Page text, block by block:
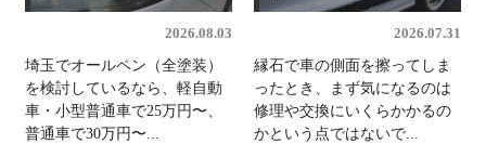
2026.08.03
埼玉でオールペン（全塗装）
を検討しているなら、軽自動
車・小型普通車で25万円〜、
普通車で30万円〜...
2026.07.31
縁石で車の側面を擦ってしま
ったとき、まず気になるのは
修理や交換にいくらかかるの
かという点ではないで...